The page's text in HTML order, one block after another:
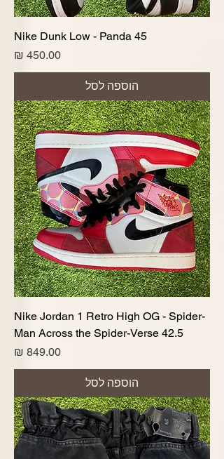
Nike Dunk Low - Panda 45
מחיר
הוספה לסל
Nike Jordan 1 Retro High OG - Spider-
Man Across the Spider-Verse 42.5
מחיר
הוספה לסל